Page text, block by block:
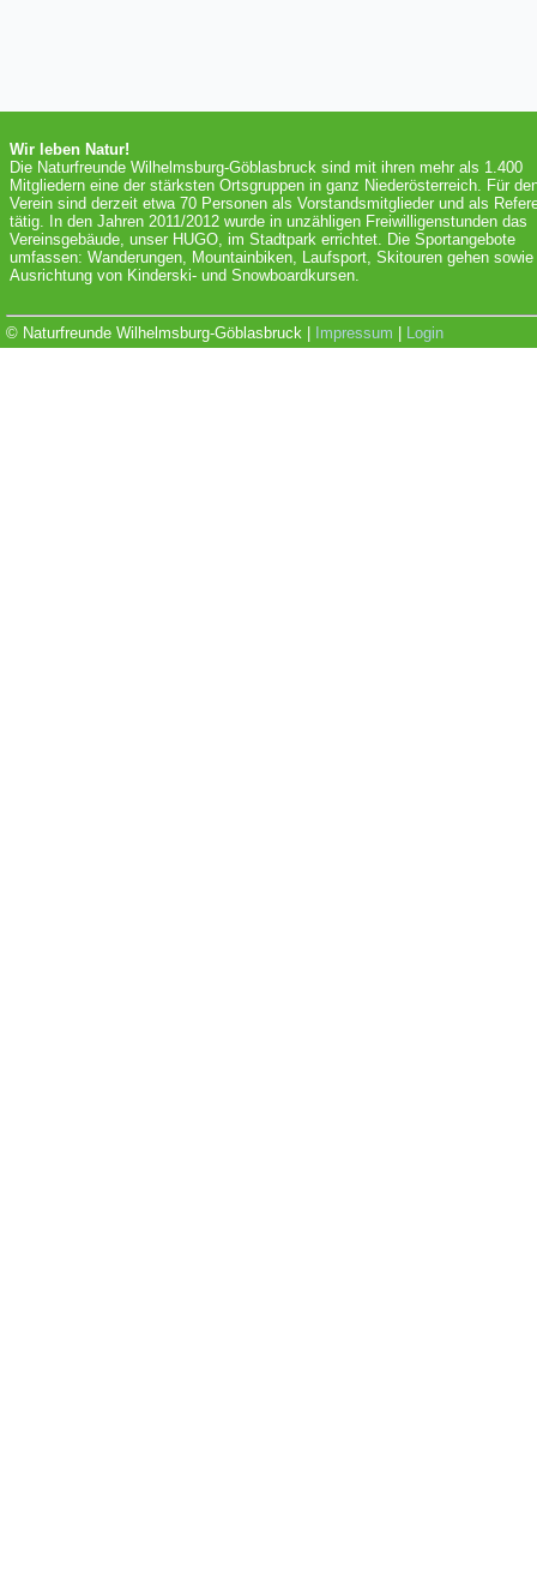
Wir leben Natur!
Die Naturfreunde Wilhelmsburg-Göblasbruck sind mit ihren mehr als 1.400
Mitgliedern eine der stärksten Ortsgruppen in ganz Niederösterreich. Für
Verein sind derzeit etwa 70 Personen als Vorstandsmitglieder und als
tätig. In den Jahren 2011/2012 wurde in unzähligen Freiwilligenstunden das
Vereinsgebäude, unser HUGO, im Stadtpark errichtet. Die Sportangebote
umfassen: Wanderungen, Mountainbiken, Laufsport, Skitouren gehen sowie
Ausrichtung von Kinderski- und Snowboardkursen.
© Naturfreunde Wilhelmsburg-Göblasbruck | Impressum Login